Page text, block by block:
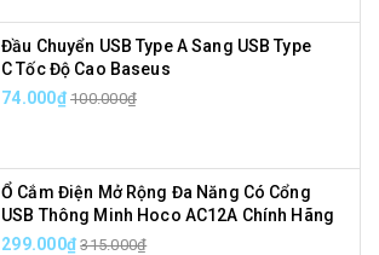
Đầu Chuyển USB Type A Sang USB Type
C Tốc Độ Cao Baseus
74.000₫ 100.000₫
Ổ Cắm Điện Mở Rộng Đa Năng Có Cổng
USB Thông Minh Hoco AC12A Chính Hãng
299.000₫ 315.000₫